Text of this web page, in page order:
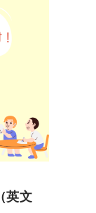
英文